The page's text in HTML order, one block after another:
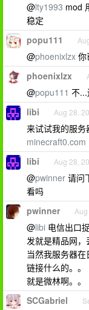
@lty1993 mod
稳定
popu111
@phoenixlzx 你
phoenixlzx
@popu111 不
libi Aug 28,
来试试我的服
minecraft0.com
libi Aug 28,
@pwinner 请问
看吗
pwinner
@libi 电信出口
发就是精品网
当然我服务器在
链接什么的。。
就是微林啊。。
SCGabriel